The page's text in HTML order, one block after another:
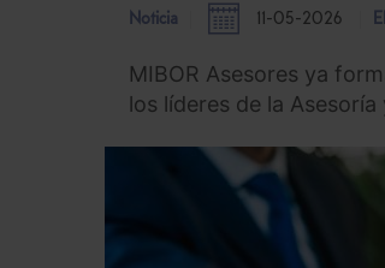
Noticia 11-05-2026
MIBOR Asesores ya
los líderes de la